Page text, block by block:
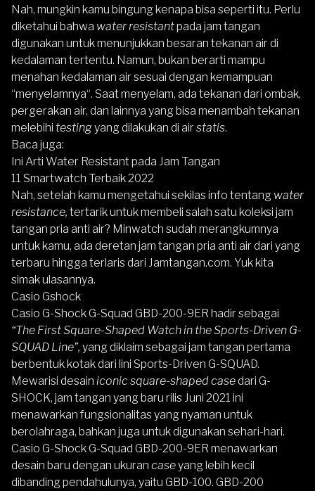
Nah, mungkin kamu bingung kenapa bisa seperti itu. Perlu
diketahui bahwa water resistantpada jam tangan
digunakan untuk menunjukkan besaran tekanan air di
kedalaman tertentu. Namun, bukan berarti mampu
menahan kedalaman air sesuai dengan kemampuan
“menyelamnya“. Saat menyelam, ada tekanan dari ombak,
pergerakan air, dan lainnya yang bisa menambah tekanan
melebihi testingyang dilakukan di air statis.
Baca juga:
Ini Arti Water Resistant pada Jam Tangan
11 Smartwatch Terbaik 2022
Nah, setelah kamu mengetahui sekilas info tentang water
resistance, tertarik untuk membeli salah satu koleksi jam
tangan pria anti air? Minwatch sudah merangkumnya
untuk kamu, ada deretan jam tangan pria anti air dari yang
terbaru hingga terlaris dari Jamtangan.com. Yuk kita
simak ulasannya.
Casio Gshock
Casio G-Shock G-Squad GBD-200-9ER hadir sebagai
“The First Square-Shaped Watch in the Sports-Driven G-
SQUAD Line”, yang diklaim sebagai jam tangan pertama
berbentuk kotak dari lini Sports-Driven G-SQUAD.
Mewarisi desain iconic square-shaped casedari G-
SHOCK, jam tangan yang baru rilis Juni 2021 ini
menawarkan fungsionalitas yang nyaman untuk
berolahraga, bahkan juga untuk digunakan sehari-hari.
Casio G-Shock G-Squad GBD-200-9ER menawarkan
desain baru dengan ukuran caseyang lebih kecil
dibanding pendahulunya, yaitu GBD-100. GBD-200